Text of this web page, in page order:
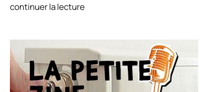
continuer la lecture